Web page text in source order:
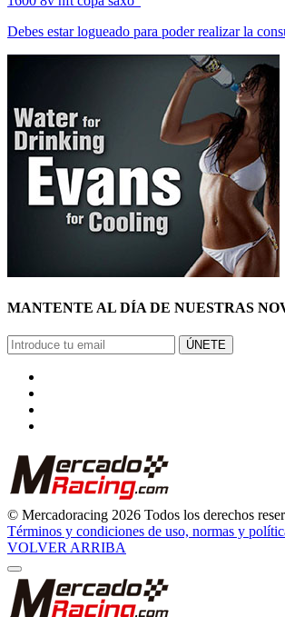
Debes estar logueado para poder realizar la
MANTENTE AL DÍA DE NUESTRAS
ÚNETE
© Mercadoracing 2026 Todos los derechos
Términos y condiciones de uso, normas y
VOLVER ARRIBA